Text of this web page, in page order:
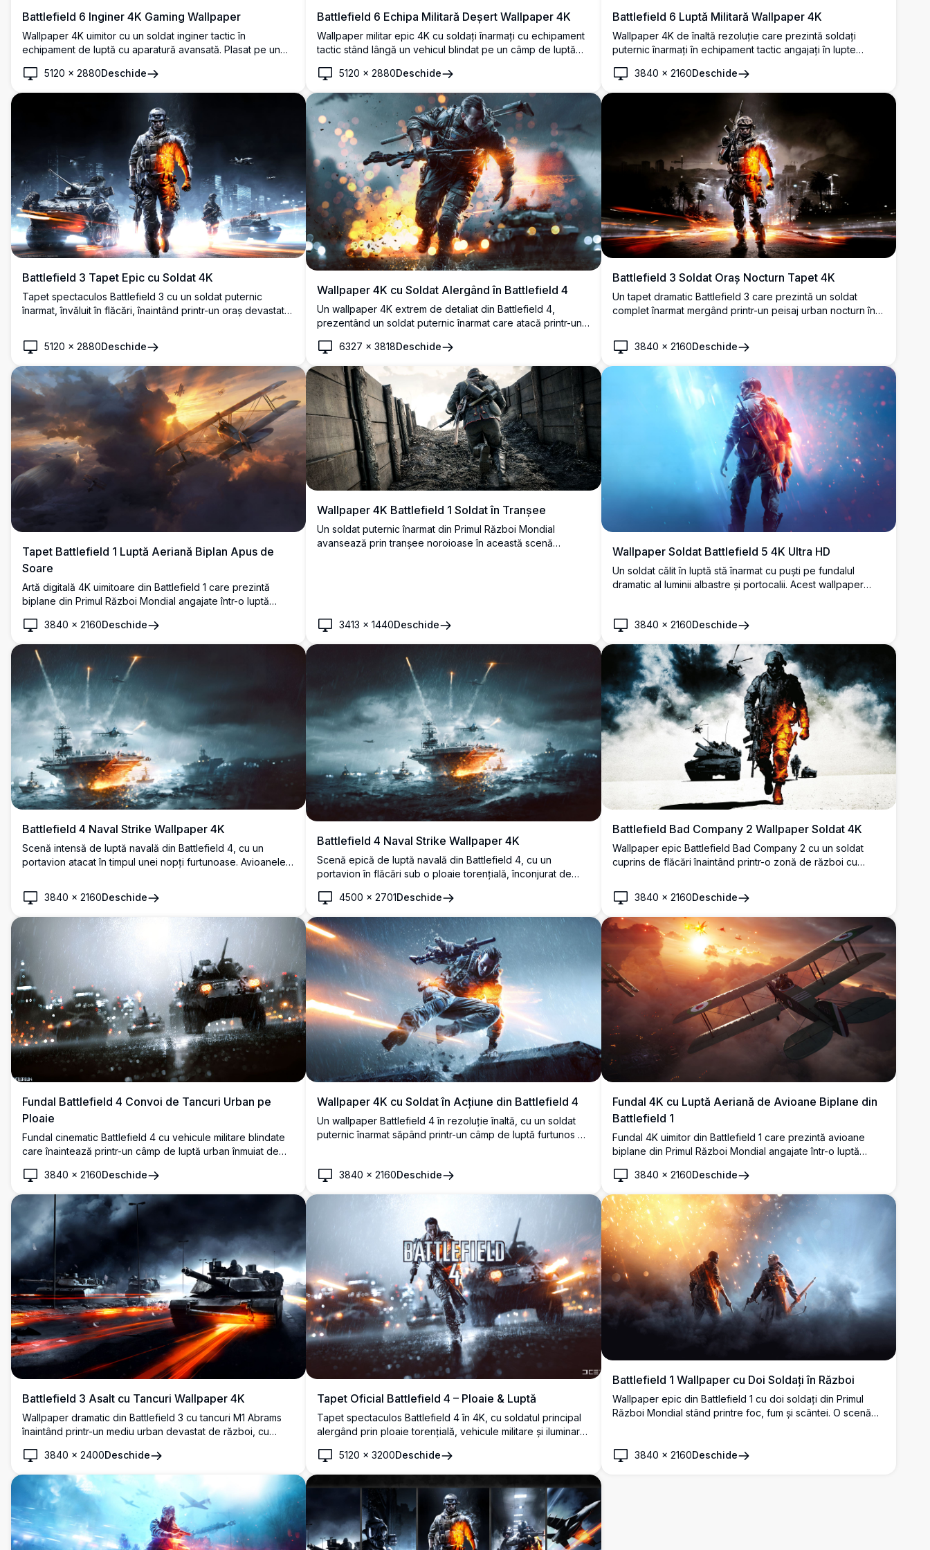
Battlefield 6 Inginer 4K Gaming Wallpaper
Wallpaper 4K uimitor cu un soldat inginer tactic în
echipament de luptă cu aparatură avansată. Plasat pe un
detalii de înaltă rezoluție, perfect pentru pasionații de
gaming și fanii acțiunii militare.
5120 × 2880Deschide
Battlefield 6 Echipa Militară Deșert Wallpaper 4K
Wallpaper militar epic 4K cu soldați înarmați cu echipament
tactic stând lângă un vehicul blindat pe un câmp de luptă
luminează peisajul dramatic, creând o atmosferă de luptă
intensă perfectă pentru pasionații de gaming.
5120 ×2880Deschide
Battlefield 6 Luptă Militară Wallpaper 4K
Wallpaper 4K de înaltă rezoluție care prezintă soldați
puternic înarmați în echipament tactic angajați în lupte
bariere de lemn drept acoperire în timp ce trag cu armele
într-un mediu prăfuit, devastat de război, cu texturi detaliate
și efecte de iluminare realiste.
3840 × 2160Deschide
Battlefield 3 Tapet Epic cu Soldat 4K
Tapet spectaculos Battlefield 3 cu un soldat puternic
înarmat, învăluit în flăcări, înaintând printr-un oraș devastat
într-o scenă cinematografică dramatică de înaltă rezoluție.
5120 × 2880Deschide
Wallpaper 4K cu Soldat Alergând în Battlefield 4
Un wallpaper 4K extrem de detaliat din Battlefield 4,
prezentând un soldat puternic înarmat care atacă printr-un
pentru pasionații de gaming.
6327 ×3818Deschide
Battlefield 3 Soldat Oraș Nocturn Tapet 4K
Un tapet dramatic Battlefield 3 care prezintă un soldat
complet înarmat mergând printr-un peisaj urban nocturn în
cinematografică creează o atmosferă de joc intensă și de
înaltă rezoluție.
3840 × 2160Deschide
Tapet Battlefield 1 Luptă Aeriană Biplan Apus de
Soare
Artă digitală 4K uimitoare din Battlefield 1 care prezintă
biplane din Primul Război Mondial angajate într-o luptă
într-un apus de soare auriu spectaculos. Un biplan detaliat
domină primul plan, cu un zeppelin vizibil în depărtare.
3840 × 2160Deschide
Wallpaper 4K Battlefield 1 Soldat în Tranșee
Un soldat puternic înarmat din Primul Război Mondial
avansează prin tranșee noroioase în această scenă
3413 ×1440Deschide
Wallpaper Soldat Battlefield 5 4K Ultra HD
Un soldat călit în luptă stă înarmat cu puști pe fundalul
dramatic al luminii albastre și portocalii. Acest wallpaper
4K uluitoare.
3840 × 2160Deschide
Battlefield 4 Naval Strike Wallpaper 4K
Scenă intensă de luptă navală din Battlefield 4, cu un
portavion atacat în timpul unei nopți furtunoase. Avioanele
cuprinde puntea, cu nave de război înconjurând haosul în
detalii de înaltă rezoluție.
3840 × 2160Deschide
Battlefield 4 Naval Strike Wallpaper 4K
Scenă epică de luptă navală din Battlefield 4, cu un
portavion în flăcări sub o ploaie torențială, înconjurat de
rachete într-un mediu dramatic de ocean furtunos.
4500 ×2701Deschide
Battlefield Bad Company 2 Wallpaper Soldat 4K
Wallpaper epic Battlefield Bad Company 2 cu un soldat
cuprins de flăcări înaintând printr-o zonă de război cu
rezoluție 4K uluitoare.
3840 × 2160Deschide
Fundal Battlefield 4 Convoi de Tancuri Urban pe
Ploaie
Fundal cinematic Battlefield 4 cu vehicule militare blindate
care înaintează printr-un câmp de luptă urban înmuiat de
ploaia torențială creează o scenă de război intensă și
atmosferică.
3840 × 2160Deschide
Wallpaper 4K cu Soldat în Acțiune din Battlefield 4
Un wallpaper Battlefield 4 în rezoluție înaltă, cu un soldat
puternic înarmat săpând printr-un câmp de luptă furtunos și
3840 ×2160Deschide
Fundal 4K cu Luptă Aeriană de Avioane Biplane din
Battlefield 1
Fundal 4K uimitor din Battlefield 1 care prezintă avioane
biplane din Primul Război Mondial angajate într-o luptă
explozii, fum și haos surprinde realitatea brutală a primelor
lupte aeriene.
3840 × 2160Deschide
Battlefield 3 Asalt cu Tancuri Wallpaper 4K
Wallpaper dramatic din Battlefield 3 cu tancuri M1 Abrams
înaintând printr-un mediu urban devastat de război, cu
și o atmosferă cinematografică intensă în rezoluție 4K
uimitoare.
3840 × 2400Deschide
Tapet Oficial Battlefield 4 – Ploaie & Luptă
Tapet spectaculos Battlefield 4 în 4K, cu soldatul principal
alergând prin ploaie torențială, vehicule militare și iluminare
5120 ×3200Deschide
Battlefield 1 Wallpaper cu Doi Soldați în Război
Wallpaper epic din Battlefield 1 cu doi soldați din Primul
Război Mondial stând printre foc, fum și scântei. O scenă
4K.
3840 × 2160Deschide